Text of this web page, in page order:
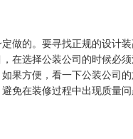
做的。要寻找正规的设计
，在选择公装公司的时候必须
如果方便，看一下公装公
免在装修过程中出现质量问题